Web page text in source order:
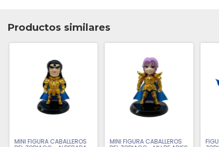
Productos similares
MINI FIGURA CABALLEROS MINI FIGURA CABALLEROS